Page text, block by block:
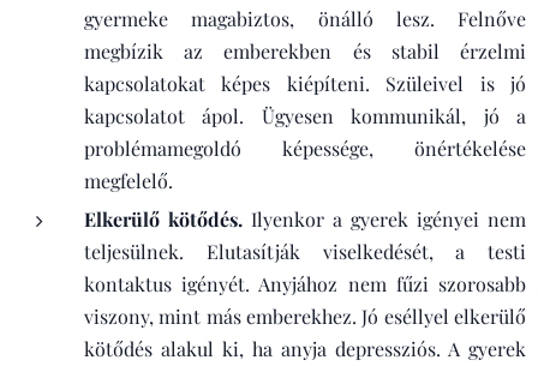
gyermeke magabiztos, önálló lesz. Felnőve
megbízik az emberekben és stabil érzelmi
kapcsolatokat képes kiépíteni. Szüleivel is jó
kapcsolatot ápol. Ügyesen kommunikál, jó a
problémamegoldó képessége, önértékelése
megfelelő.
Elkerülő kötődés. Ilyenkor a gyerek igényei nem
teljesülnek. Elutasítják viselkedését, a testi
kontaktus igényét. Anyjához nem fűzi szorosabb
viszony, mint más emberekhez. Jó eséllyel elkerülő
kötődés alakul ki, ha anyja depressziós. A gyerek